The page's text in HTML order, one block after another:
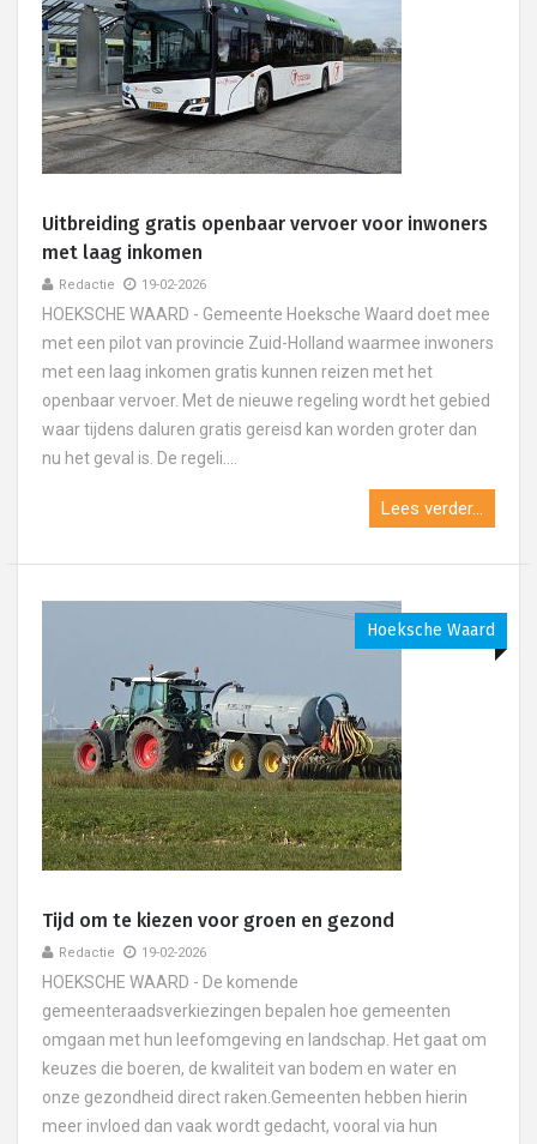
Uitbreiding gratis openbaar vervoer voor inwoners
met laag inkomen
Redactie 19-02-2026
HOEKSCHE WAARD - Gemeente Hoeksche Waard doet mee
met een pilot van provincie Zuid-Holland waarmee inwoners
met een laag inkomen gratis kunnen reizen met het
openbaar vervoer. Met de nieuwe regeling wordt het gebied
waar tijdens daluren gratis gereisd kan worden groter dan
nu het geval is. De regeli....
Lees verder...
Hoeksche Waard
Tijd om te kiezen voor groen en gezond
Redactie 19-02-2026
HOEKSCHE WAARD - De komende
gemeenteraadsverkiezingen bepalen hoe gemeenten
omgaan met hun leefomgeving en landschap. Het gaat om
keuzes die boeren, de kwaliteit van bodem en water en
onze gezondheid direct raken.Gemeenten hebben hierin
meer invloed dan vaak wordt gedacht, vooral via hun